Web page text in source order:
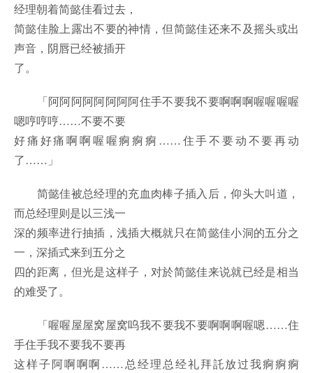
经理朝着简懿佳看过去，
简懿佳脸上露出不要的神情，但简懿佳还来不及摇头或出
声音，阴唇已经被插开
了。
「阿阿阿阿阿阿阿阿住手不要我不要啊啊啊喔喔喔喔
嗯哼哼哼……不要不要
好痛好痛啊啊喔喔痾痾痾……住手不要动不要再动
了……」
简懿佳被总经理的充血肉棒子插入后，仰头大叫道，
而总经理则是以三浅一
深的频率进行抽插，浅插大概就只在简懿佳小洞的五分之
一，深插式来到五分之
四的距离，但光是这样子，对於简懿佳来说就已经是相当
的难受了。
「喔喔屋屋窝屋窝呜我不要我不要啊啊啊喔嗯……住
手住手我不要我不要再
这样子阿啊啊啊……总经理总经礼拜託放过我痾痾痾